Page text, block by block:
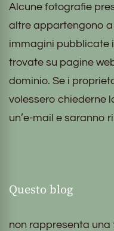
Alcune fotografie
altre appartengono
immagini pubblicate
trovate su pagine
dominio. Se i
volessero chiederne
un’e-mail e saranno
Questo blog
non rappresenta